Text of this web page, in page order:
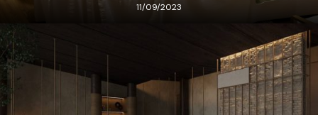
11/09/2023